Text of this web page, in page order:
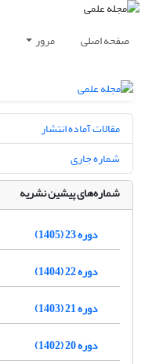
صفحه اصلی مرور
مقالات آماده انتشار
شماره جاری
شماره‌های پیشین نشریه
دوره 23 (1405)
دوره 22 (1404)
دوره 21 (1403)
دوره 20 (1402)